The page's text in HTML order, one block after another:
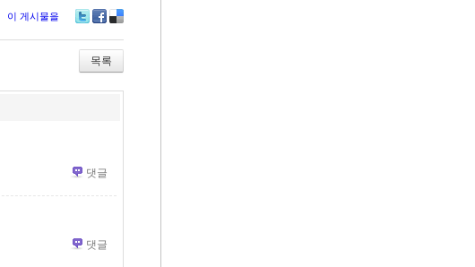
이 게시물을
bo
ok
ou
s
목록
댓글
댓글